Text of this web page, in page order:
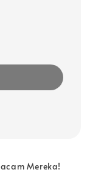
Mereka!